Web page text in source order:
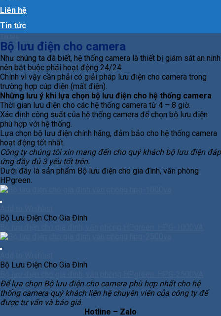
Liên hệ
Tin tức
Bộ lưu điện cho camera
Như chúng ta đã biết, hệ thống camera là thiết bị giám sát an ninh
nên bắt buộc phải hoạt động 24/24.
Chính vì vậy cần phải có giải pháp lưu điện cho camera trong
trường hợp cúp điện (mất điện).
Những lưu ý khi lựa chọn bộ lưu điện cho hệ thống camera
Thời gian lưu điện cho các hệ thống camera từ 4 – 8 giờ.
Xác định công suất của hệ thống camera để chọn bộ lưu điện
phù hợp với hệ thống.
Lựa chọn bộ lưu điện chính hãng, đảm bảo cho hệ thống camera
hoạt động tốt nhất.
Công ty chúng tôi xin mang đến cho quý khách bộ lưu điện đáp
ứng đầy đủ 3 yếu tốt trên.
Dưới đây là sản phẩm Bộ lưu điện cho gia đình, văn phòng
HPgreen.
Bộ Lưu Điện Cho Gia Đình
Bộ Lưu Điện Cho Gia Đình
Để lựa chọn Bộ lưu điện cho camera phù hợp nhất cho hệ
thống camera quý khách liên hệ chuyên viên của công ty để
được tư vấn và báo giá.
Hotline – Zalo